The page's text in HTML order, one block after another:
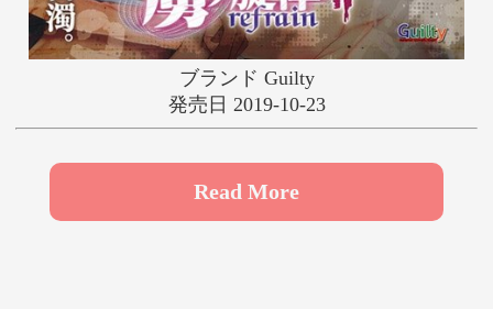
ブランド Guilty
発売日 2019-10-23
Read More